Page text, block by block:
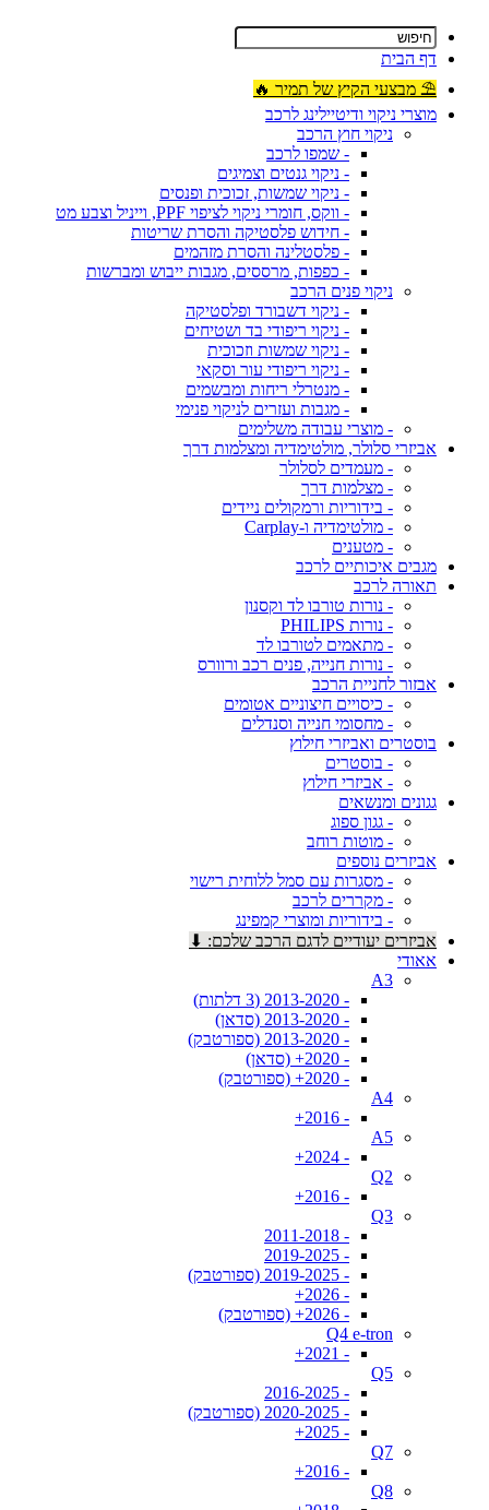
דף הבית
⛱ מבצעי הקיץ של תמיר 🔥
מוצרי ניקוי ודיטיילינג לרכב
ניקוי חוץ הרכב
- שמפו לרכב
- ניקוי גנטים וצמיגים
- ניקוי שמשות, זכוכית ופנסים
- ווקס, חומרי ניקוי לציפוי PPF, וייניל וצבע מט
- חידוש פלסטיקה והסרת שריטות
- פלסטלינה והסרת מזהמים
- כפפות, מרססים, מגבות ייבוש ומברשות
ניקוי פנים הרכב
- ניקוי דשבורד ופלסטיקה
- ניקוי ריפודי בד ושטיחים
- ניקוי שמשות וזכוכית
- ניקוי ריפודי עור וסקאי
- מנטרלי ריחות ומבשמים
- מגבות ועזרים לניקוי פנימי
- מוצרי עבודה משלימים
אביזרי סלולר, מולטימדיה ומצלמות דרך
- מעמדים לסלולר
- מצלמות דרך
- בידוריות ורמקולים ניידים
- מולטימדיה ו-Carplay
- מטענים
מגבים איכותיים לרכב
תאורה לרכב
- נורות טורבו לד וקסנון
- נורות PHILIPS
- מתאמים לטורבו לד
- נורות חנייה, פנים רכב ורוורס
אבזור לחניית הרכב
- כיסויים חיצוניים אטומים
- מחסומי חנייה וסנדלים
בוסטרים ואביזרי חילוץ
- בוסטרים
- אביזרי חילוץ
גגונים ומנשאים
- גגון ספוג
- מוטות רוחב
אביזרים נוספים
- מסגרות עם סמל ללוחית רישוי
- מקררים לרכב
- בידוריות ומוצרי קמפינג
אביזרים יעודיים לדגם הרכב שלכם: ⬇
אאודי
A3
- 2013-2020 (3 דלתות)
- 2013-2020 (סדאן)
- 2013-2020 (ספורטבק)
- 2020+ (סדאן)
- 2020+ (ספורטבק)
A4
- 2016+
A5
- 2024+
Q2
- 2016+
Q3
- 2011-2018
- 2019-2025
- 2019-2025 (ספורטבק)
- 2026+
- 2026+ (ספורטבק)
Q4 e-tron
- 2021+
Q5
- 2016-2025
- 2020-2025 (ספורטבק)
- 2025+
Q7
- 2016+
Q8